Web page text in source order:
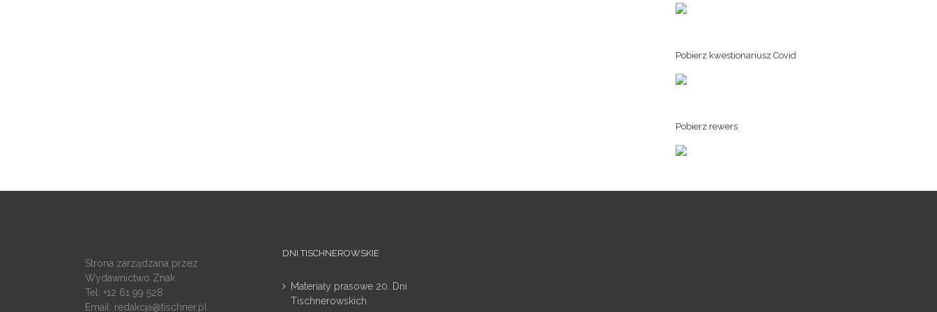
Pobierz kwestionariusz Covid
Pobierz rewers
Strona zarządzana przez
Wydawnictwo Znak
Tel: +12 61 99 528
Email: redakcja@tischner.pl
DNI TISCHNEROWSKIE
Materiały prasowe 20. Dni
Tischnerowskich